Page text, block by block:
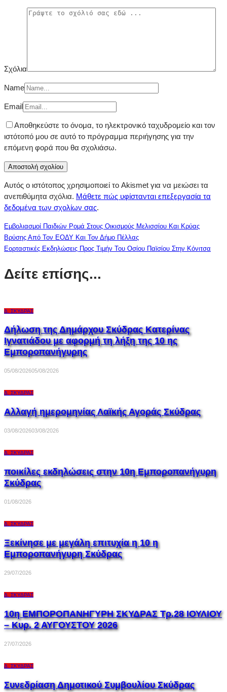
Σχόλια
Name
Email
Αποθηκεύστε το όνομα, το ηλεκτρονικό ταχυδρομείο και τον
ιστότοπό μου σε αυτό το πρόγραμμα περιήγησης για την
επόμενη φορά που θα σχολιάσω.
Αυτός ο ιστότοπος χρησιμοποιεί το Akismet για να μειώσει τα
ανεπιθύμητα σχόλια. Μάθετε πώς υφίστανται επεξεργασία τα
δεδομένα των σχολίων σας.
Εμβολιασμοί Παιδιών Ρομά Στους Οικισμούς Μελισσίου Και Κρύας
Βρύσης Από Τον ΕΟΔΥ Και Τον Δήμο Πέλλας
Εορταστικές Εκδηλώσεις Προς Τιμήν Του Οσίου Παϊσίου Στην Κόνιτσα
Δείτε επίσης...
Δ. ΣΚΎΔΡΑΣ
Δήλωση της Δημάρχου Σκύδρας Κατερίνας
Ιγνατιάδου με αφορμή τη λήξη της 10 ης
Εμποροπανήγυρης
05/08/202605/08/2026
Δ. ΣΚΎΔΡΑΣ
Αλλαγή ημερομηνίας Λαϊκής Αγοράς Σκύδρας
03/08/202603/08/2026
Δ. ΣΚΎΔΡΑΣ
ποικίλες εκδηλώσεις στην 10η Εμποροπανήγυρη
Σκύδρας
01/08/2026
Δ. ΣΚΎΔΡΑΣ
Ξεκίνησε με μεγάλη επιτυχία η 10 η
Εμποροπανήγυρη Σκύδρας
29/07/2026
Δ. ΣΚΎΔΡΑΣ
10η ΕΜΠΟΡΟΠΑΝΗΓΥΡΗ ΣΚΥΔΡΑΣ Τρ.28 ΙΟΥΛΙΟΥ
– Κυρ. 2 ΑΥΓΟΥΣΤΟΥ 2026
27/07/2026
Δ. ΣΚΎΔΡΑΣ
Συνεδρίαση Δημοτικού Συμβουλίου Σκύδρας